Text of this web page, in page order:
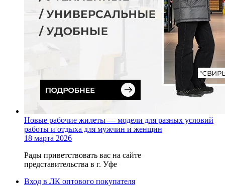
Новые рабочие жилеты — модели для разных условий
работы и отдыха для мужчин и женщин
18 марта 2026
Рады приветствовать вас на сайте
представительства в г. Уфе
Вход в ЛК оптового покупателя